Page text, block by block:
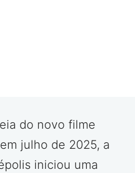
do novo filme
julho de 2025, a
iniciou uma